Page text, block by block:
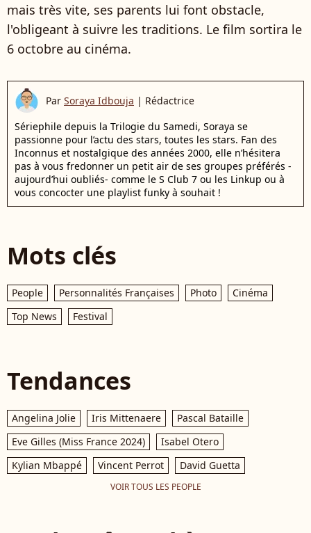
mais très vite, ses parents lui font obstacle,
l'obligeant à suivre les traditions. Le film sortira le
6 octobre au cinéma.
Par Soraya Idbouja | Rédactrice
Sériephile depuis la Trilogie du Samedi, Soraya se
passionne pour l’actu des stars, toutes les stars. Fan des
Inconnus et nostalgique des années 2000, elle n’hésitera
pas à vous fredonner un petit air de ses groupes préférés -
aujourd’hui oubliés- comme le S Club 7 ou les Linkup ou à
vous concocter une playlist funky à souhait !
Mots clés
People Personnalités Françaises Photo
Cinéma
Top News
Festival
Tendances
Angelina Jolie Iris Mittenaere
Pascal Bataille
Eve Gilles (Miss France 2024)
Isabel Otero
Kylian Mbappé
Vincent Perrot David Guetta
VOIR TOUS LES PEOPLE